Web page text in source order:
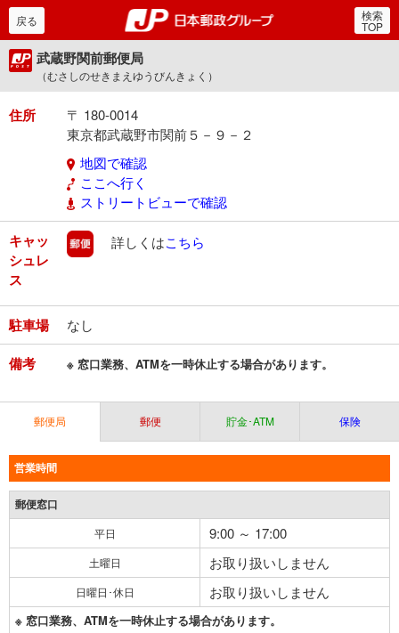
郵便局・日本郵政グルー
戻る 検索
TOP
武蔵野関前郵便局
（むさしのせきまえゆうびんきょく）
住所
〒 180-0014
東京都武蔵野市関前５－９－２
地図で確認
ここへ行く
ストリートビューで確認
キャッ
シュレ
ス
郵便
詳しくはこちら
駐車場 なし
備考 ※ 窓口業務、ATMを一時休止する場合があります。
郵便局 郵便 貯金･ATM 保険
営業時間
郵便窓口
平日 9:00 ～ 17:00
土曜日 お取り扱いしません
日曜日･休日 お取り扱いしません
※ 窓口業務、ATMを一時休止する場合があります。